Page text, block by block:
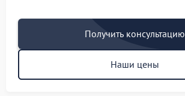
Получить консультацию
Наши цены